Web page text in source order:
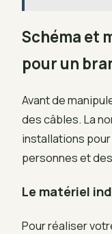
Schéma et
pour un
Avant de
des câbles. La
installations
personnes et
Le matériel
Pour réaliser